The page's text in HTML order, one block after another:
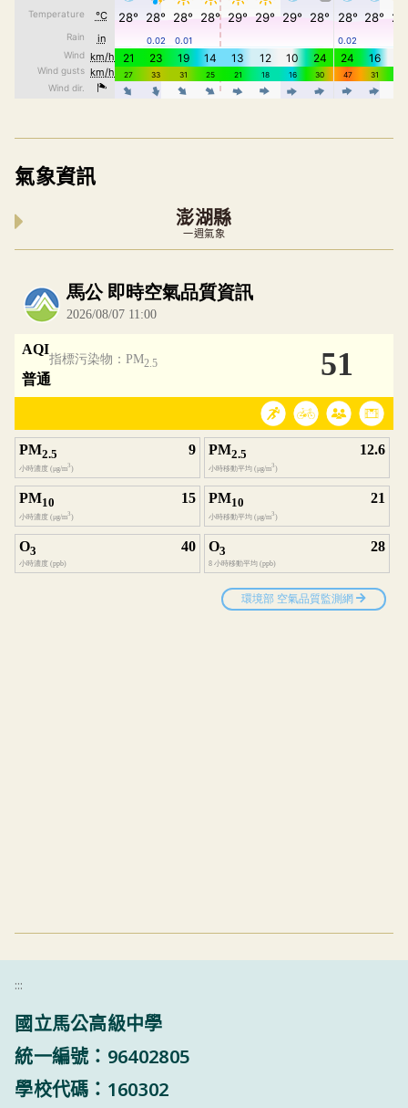
氣象資訊
澎湖縣
一週氣象
內嵌空氣品質小工具為視覺預覽，完整即時空
:::
國立馬公高級中學
統一編號：96402805
學校代碼：160302